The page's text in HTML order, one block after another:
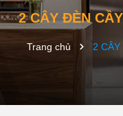
2 CÂY ĐÈN
Trang chủ 2